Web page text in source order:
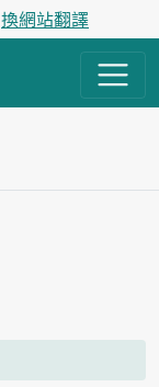
換網站翻譯